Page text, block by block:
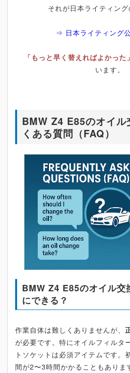
それが日本ライティング
⇒ 日本ライティング
「もっと早く替えればよかった」
います。
BMW Z4 E85のオイル
くある質問（FAQ）
BMW Z4 E85のオイル交
にできる？
作業自体は難しくありませんが、
が必要です。特にオイルフィルタ
トソケットは必須アイテムです。
間が2〜3時間かかることもありま